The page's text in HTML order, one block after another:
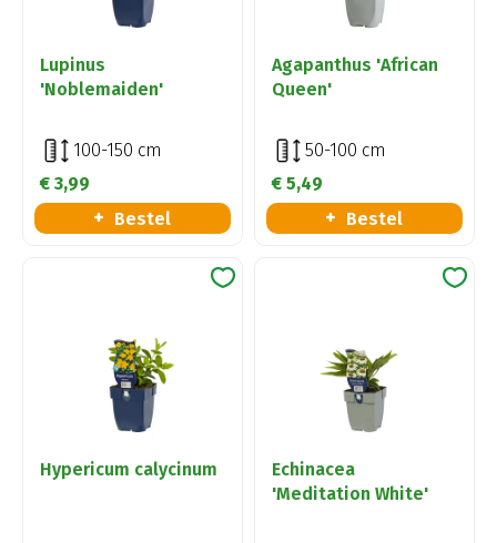
Lupinus
'Noblemaiden'
100-150 cm
€ 3,99
Bestel
Agapanthus 'African
Queen'
50-100 cm
€ 5,49
Bestel
Hypericum calycinum
Echinacea
'Meditation White'